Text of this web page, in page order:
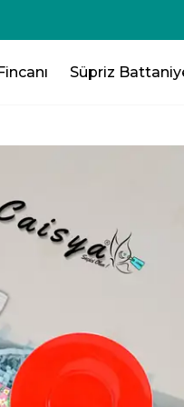
- 3 Ürün Al - 125₺ 💸- 4
Süpriz